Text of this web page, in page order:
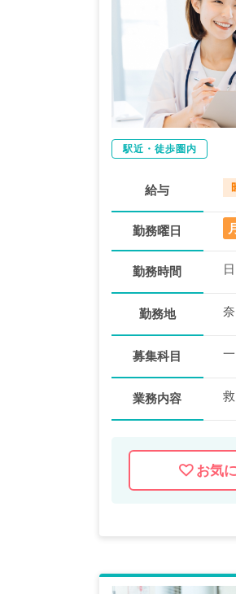
駅近・徒歩圏内
給与
勤務曜日
勤務時間
勤務地
募集科目
業務内容
お気